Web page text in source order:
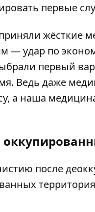
первые
удар по
первый
Ведь даже
а наша
после